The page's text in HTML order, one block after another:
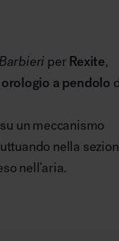
perRexite,
orologio a pendolo
un meccanismo
nella
nell’aria.